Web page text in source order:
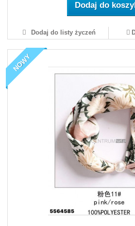
Dodaj do
Dodaj do listy życzeń
NOWY